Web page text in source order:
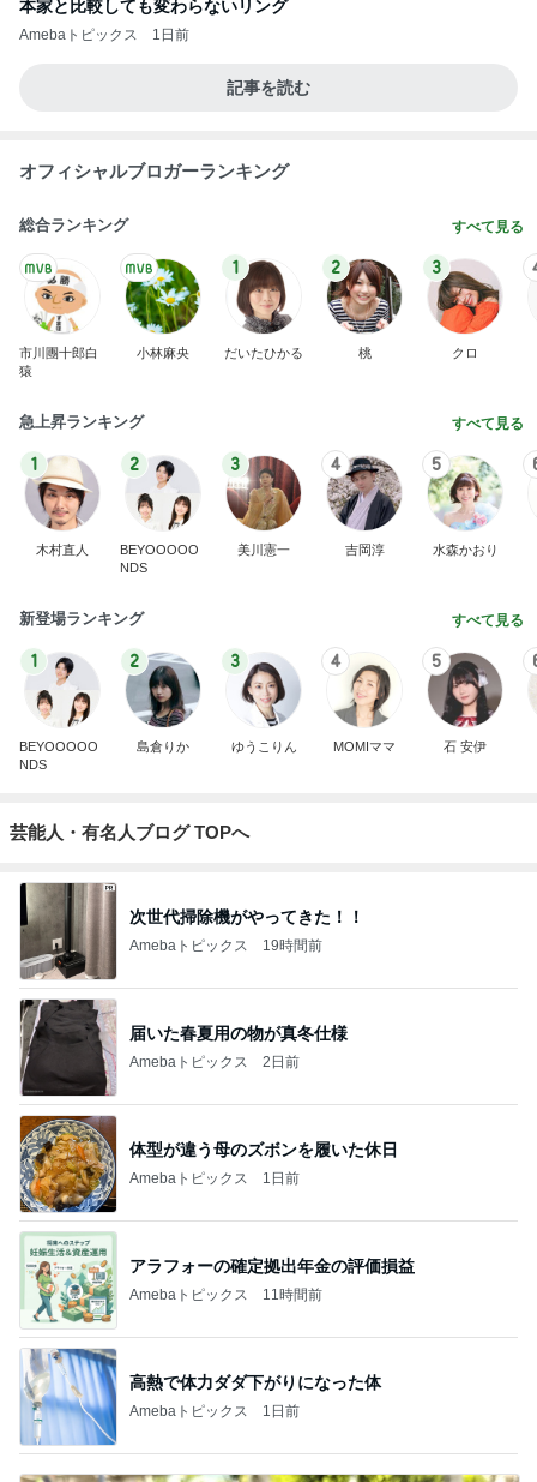
本家と比較しても変わらないリング
Amebaトピックス 1日前
記事を読む
オフィシャルブロガーランキング
総合ランキング すべて見る
市川團十郎白
猿
小林麻央
1
だいたひかる
2
桃
3
クロ
急上昇ランキング すべて見る
1
木村直人
2
BEYOOOOO
NDS
3
美川憲一
4
吉岡淳
5
水森かおり
新登場ランキング すべて見る
1
BEYOOOOO
NDS
2
島倉りか
3
ゆうこりん
4
MOMIママ
5
石 安伊
芸能人・有名人ブログ TOPへ
次世代掃除機がやってきた！！
Amebaトピックス 19時間前
届いた春夏用の物が真冬仕様
Amebaトピックス 2日前
体型が違う母のズボンを履いた休日
Amebaトピックス 1日前
アラフォーの確定拠出年金の評価損益
Amebaトピックス 11時間前
高熱で体力ダダ下がりになった体
Amebaトピックス 1日前